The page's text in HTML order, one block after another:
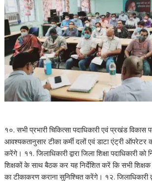
१०. सभी प्रभारी चिकित्सा पदाधिकारी एवं प्रखंड विकास
आवश्यकतानुसार टीका कर्मी दलों एवं डाटा एंट्री ऑपरेटर
करेंगे। ११. जिलाधिकारी द्वारा जिला शिक्षा पदाधिकारी को
शिक्षकों के साथ बैठक कर यह निर्देशित करें कि सभी
का टीकाकरण कराना सुनिश्चित करेंगे। १२. जिलाधिकारी